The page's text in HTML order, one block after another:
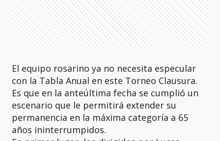
El equipo rosarino ya no necesita especular
con la Tabla Anual en este Torneo Clausura.
Es que en la anteúltima fecha se cumplió un
escenario que le permitirá extender su
permanencia en la máxima categoría a 65
años ininterrumpidos.